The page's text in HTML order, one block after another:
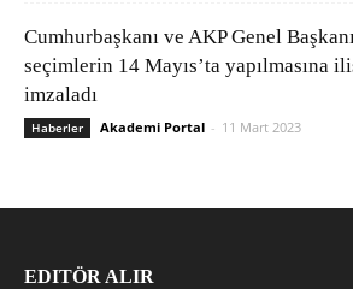
Cumhurbaşkanı ve AKP Genel
seçimlerin 14 Mayıs’ta yapılmasına
imzaladı
Haberler Akademi Portal - 11 Mart 2023
EDITÖR ALIR